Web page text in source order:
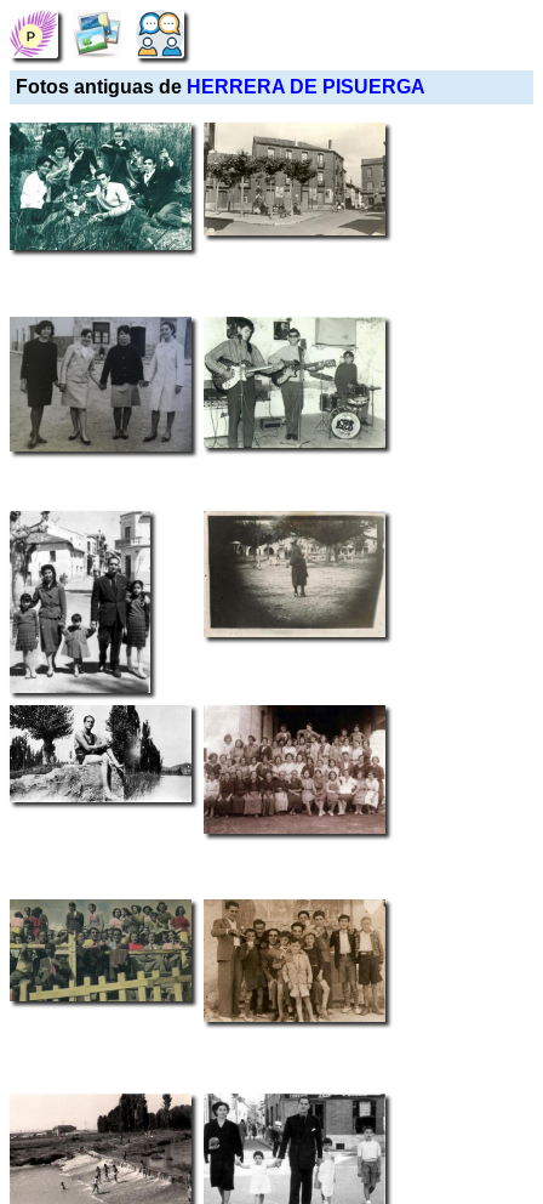
Fotos antiguas de HERRERA DE PISUERGA